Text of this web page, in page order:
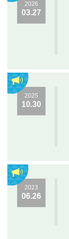
2026
03.27
2025
10.30
2023
06.26